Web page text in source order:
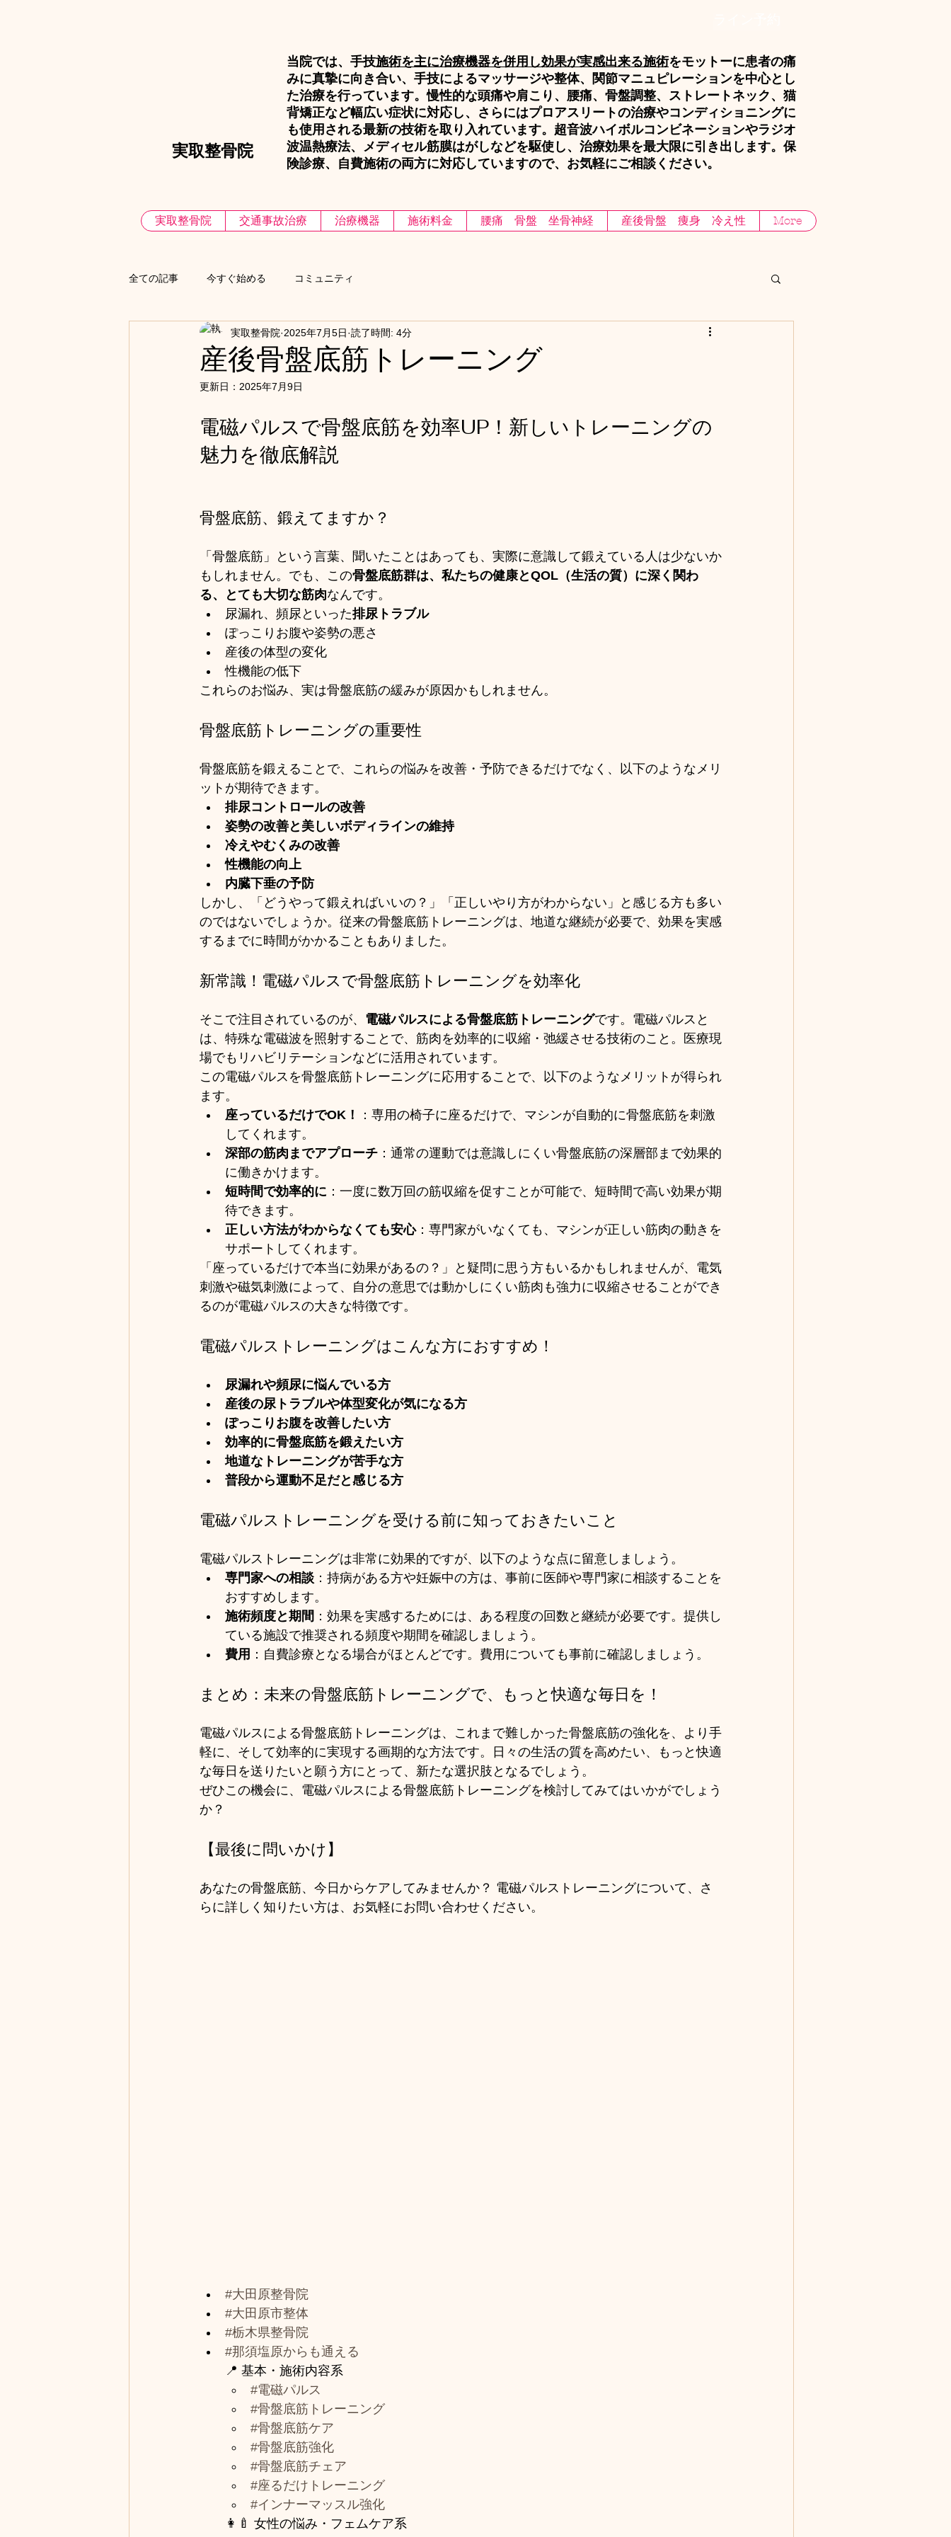
​実取整骨院
当院では、手技施術を主に治療機器を併用し効果が実感出来る施術をモットーに患者の痛
みに真摯に向き合い、手技によるマッサージや整体、関節マニュピレーションを中心とし
た治療を行っています。慢性的な頭痛や肩こり、腰痛、骨盤調整、ストレートネック、猫
背矯正など幅広い症状に対応し、さらにはプロアスリートの治療やコンディショニングに
も使用される最新の技術を取り入れています。超音波ハイボルコンビネーションやラジオ
波温熱療法、メディセル筋膜はがしなどを駆使し、治療効果を最大限に引き出します。保
険診療、自費施術の両方に対応していますので、お気軽にご相談ください。
実取整骨院 交通事故治療 治療機器 施術料金 腰痛 骨盤 坐骨神経 産後骨盤 痩身 冷え性 More
全ての記事 今すぐ始める コミュニティ
産後骨盤底筋トレーニング
実取整骨院 2025年7月5日 読了時間: 4分
更新日： 2025年7月9日
電磁パルスで骨盤底筋を効率UP！新しいトレーニングの
魅力を徹底解説
骨盤底筋、鍛えてますか？
「骨盤底筋」という言葉、聞いたことはあっても、実際に意識して鍛えている人は少ないか
もしれません。でも、この骨盤底筋群は、私たちの健康とQOL（生活の質）に深く関わ
る、とても大切な筋肉なんです。
尿漏れ、頻尿といった排尿トラブル
ぽっこりお腹や姿勢の悪さ
産後の体型の変化
性機能の低下
これらのお悩み、実は骨盤底筋の緩みが原因かもしれません。
骨盤底筋トレーニングの重要性
骨盤底筋を鍛えることで、これらの悩みを改善・予防できるだけでなく、以下のようなメリ
ットが期待できます。
排尿コントロールの改善
姿勢の改善と美しいボディラインの維持
冷えやむくみの改善
性機能の向上
内臓下垂の予防
しかし、「どうやって鍛えればいいの？」「正しいやり方がわからない」と感じる方も多い
のではないでしょうか。従来の骨盤底筋トレーニングは、地道な継続が必要で、効果を実感
するまでに時間がかかることもありました。
新常識！電磁パルスで骨盤底筋トレーニングを効率化
そこで注目されているのが、 電磁パルスによる骨盤底筋トレーニングです。電磁パルスと
は、特殊な電磁波を照射することで、筋肉を効率的に収縮・弛緩させる技術のこと。医療現
場でもリハビリテーションなどに活用されています。
この電磁パルスを骨盤底筋トレーニングに応用することで、以下のようなメリットが得られ
ます。
座っているだけでOK！
：専用の椅子に座るだけで、マシンが自動的に骨盤底筋を刺激
してくれます。
深部の筋肉までアプローチ ：通常の運動では意識しにくい骨盤底筋の深層部まで効果的
に働きかけます。
短時間で効率的に ：一度に数万回の筋収縮を促すことが可能で、短時間で高い効果が期
待できます。
正しい方法がわからなくても安心：専門家がいなくても、マシンが正しい筋肉の動きを
サポートしてくれます。
「座っているだけで本当に効果があるの？」と疑問に思う方もいるかもしれませんが、電気
刺激や磁気刺激によって、自分の意思では動かしにくい筋肉も強力に収縮させることができ
るのが電磁パルスの大きな特徴です。
電磁パルストレーニングはこんな方におすすめ！
尿漏れや頻尿に悩んでいる方
産後の尿トラブルや体型変化が気になる方
ぽっこりお腹を改善したい方
効率的に骨盤底筋を鍛えたい方
地道なトレーニングが苦手な方
普段から運動不足だと感じる方
電磁パルストレーニングを受ける前に知っておきたいこと
電磁パルストレーニングは非常に効果的ですが、以下のような点に留意しましょう。
専門家への相談 ：持病がある方や妊娠中の方は、事前に医師や専門家に相談することを
おすすめします。
施術頻度と期間 ：効果を実感するためには、ある程度の回数と継続が必要です。提供し
ている施設で推奨される頻度や期間を確認しましょう。
費用 ：自費診療となる場合がほとんどです。費用についても事前に確認しましょう。
まとめ：未来の骨盤底筋トレーニングで、もっと快適な毎日を！
電磁パルスによる骨盤底筋トレーニングは、これまで難しかった骨盤底筋の強化を、より手
軽に、そして効率的に実現する画期的な方法です。日々の生活の質を高めたい、もっと快適
な毎日を送りたいと願う方にとって、新たな選択肢となるでしょう。
ぜひこの機会に、電磁パルスによる骨盤底筋トレーニングを検討してみてはいかがでしょう
か？
【最後に問いかけ】
あなたの骨盤底筋、今日からケアしてみませんか？ 電磁パルストレーニングについて、さ
らに詳しく知りたい方は、お気軽にお問い合わせください。
#大田原整骨院
#大田原市整体
#栃木県整骨院
#那須塩原からも通える
📍 基本・施術内容系
#電磁パルス
#骨盤底筋トレーニング
#骨盤底筋ケア
#骨盤底筋強化
#骨盤底筋チェア
#座るだけトレーニング
#インナーマッスル強化
👩‍🍼 女性の悩み・フェムケア系